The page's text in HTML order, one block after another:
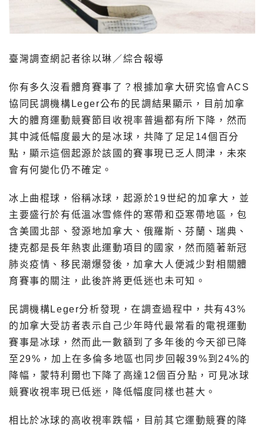
臺灣調查網記者徐以琳／綜合報導
你有多久沒看體育賽事了？根據加拿大研究協會ACS
協同民調機構Leger公布的民調結果顯示，目前加拿
大的體育運動競賽節目收視率普遍都有所下降，然而
其中減低幅度最大的是冰球，共降了足足14個百分
點，顯示這個起源於該國的賽事現已乏人問津，未來
會有何變化仍不確定。
冰上曲棍球，俗稱冰球，起源於19世紀的加拿大，並
主要盛行於有低溫冰雪條件的寒帶和亞寒帶地區，包
含美國北部、發源地加拿大、俄羅斯、芬蘭、瑞典、
捷克都是長年熱衷此運動項目的國家，然而隨著新冠
肺炎疫情、移民潮爆發後，加拿大人便減少對相關體
育賽事的關注，此後許將更低迷也未可知。
民調機構Leger分析發現，在調查過程中，共有43%
的加拿大受訪者表示自己少年時代最常看的電視運動
賽事是冰球，然而此一數額到了多年後的今天卻已降
至29%，加上在多倫多地區也同步回報39%到24%的
降幅，蒙特利爾也下降了高達12個百分點，可見冰球
競賽收視率現已低迷，降低幅度同樣也甚大。
相比於冰球的高收視率跌幅，目前其它運動競賽的降